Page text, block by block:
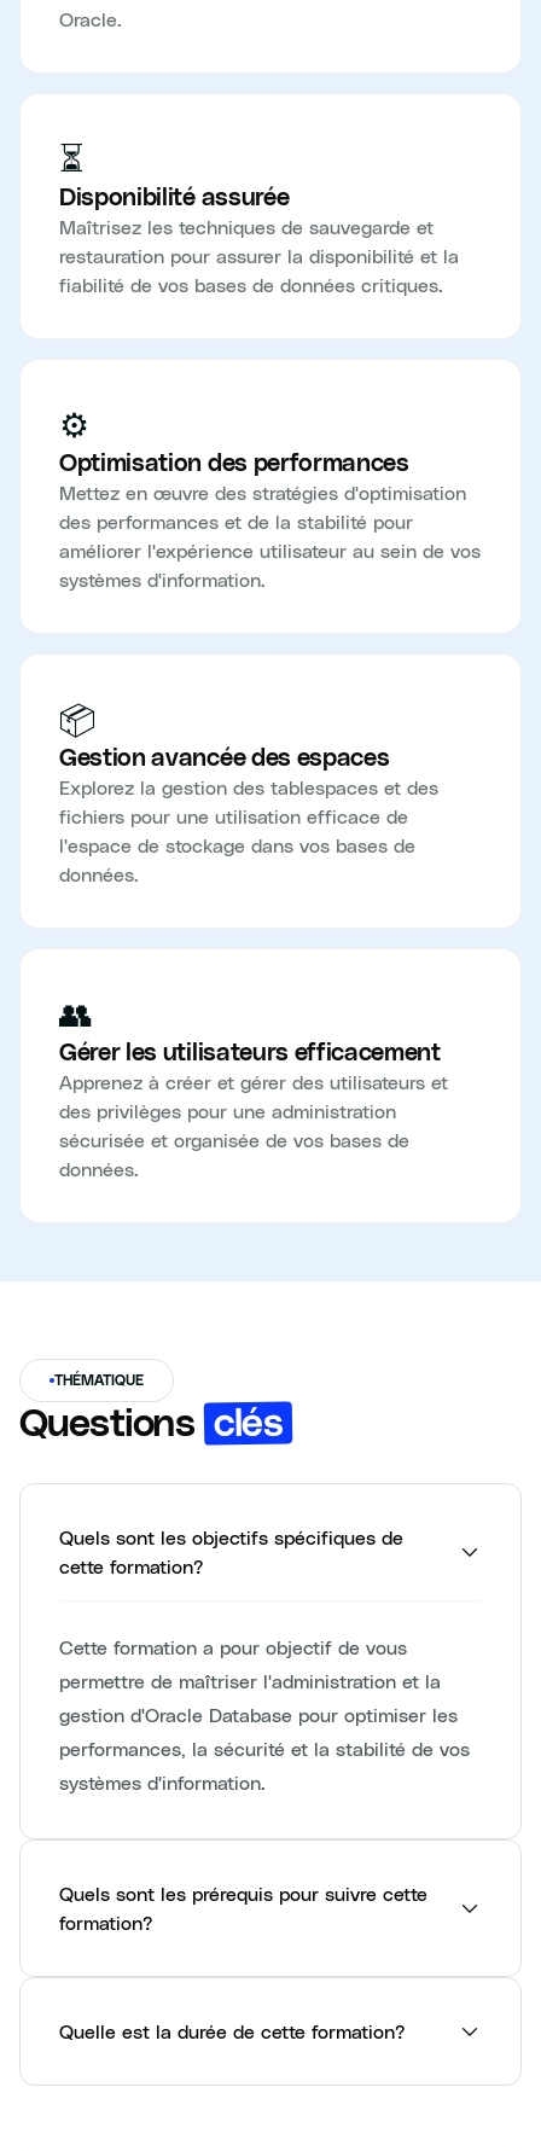
Oracle.
⏳
Disponibilité assurée
Maîtrisez les techniques de sauvegarde et
restauration pour assurer la disponibilité et la
fiabilité de vos bases de données critiques.
⚙️
Optimisation des performances
Mettez en œuvre des stratégies d'optimisation
des performances et de la stabilité pour
améliorer l'expérience utilisateur au sein de vos
systèmes d'information.
📦
Gestion avancée des espaces
Explorez la gestion des tablespaces et des
fichiers pour une utilisation efficace de
l'espace de stockage dans vos bases de
données.
👥
Gérer les utilisateurs efficacement
Apprenez à créer et gérer des utilisateurs et
des privilèges pour une administration
sécurisée et organisée de vos bases de
données.
THÉMATIQUE
Questions clés
Quels sont les objectifs spécifiques de
cette formation?
Cette formation a pour objectif de vous
permettre de maîtriser l'administration et la
gestion d'Oracle Database pour optimiser les
performances, la sécurité et la stabilité de vos
systèmes d'information.
Quels sont les prérequis pour suivre cette
formation?
Quelle est la durée de cette formation?